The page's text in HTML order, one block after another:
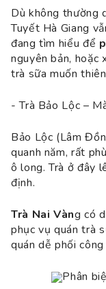
Dù không thường
Tuyết Hà Giang
đang tìm hiểu để
nguyên bản, hoặc
trà sữa muốn
- Trà Bảo Lộc –
Bảo Lộc (Lâm
quanh năm, rất
ô long. Trà ở đây
định.
Trà Nai Vàng có
phục vụ quán trà
quán dễ phối
Phân